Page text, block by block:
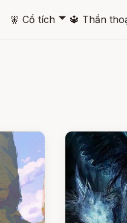
🧚 Cổ tích 🞃 🔱 Thần